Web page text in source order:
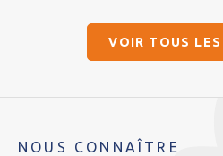
VOIR TOUS
NOUS CONNAÎTRE